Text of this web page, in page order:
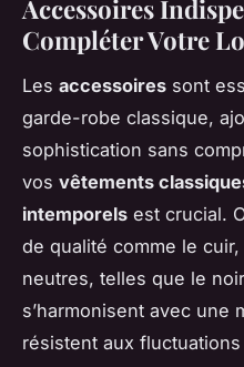
Accessoires
Compléter Votre
Les accessoires sont
garde-robe classique,
sophistication sans
vos vêtements
intemporels est crucial.
de qualité comme le
neutres, telles que le
s’harmonisent avec une
résistent aux